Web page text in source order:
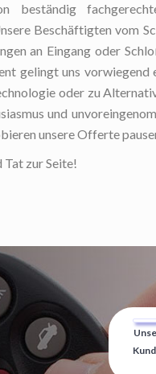
beständig
Beschäftigten vom
an Eingang oder
gelingt uns vorwiegend
oder zu
und
unsere Offerte
Tat zur Seite!